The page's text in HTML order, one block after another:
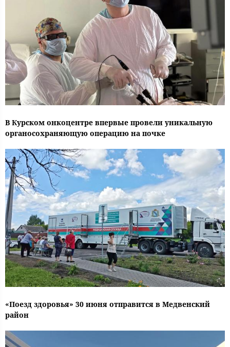
В Курском онкоцентре впервые провели уникальную
органосохраняющую операцию на почке
«Поезд здоровья» 30 июня отправится в Медвенский
район